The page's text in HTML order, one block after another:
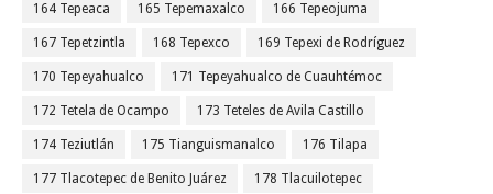
164 Tepeaca 165 Tepemaxalco 166 Tepeojuma
167 Tepetzintla 168 Tepexco 169 Tepexi de Rodríguez
170 Tepeyahualco 171 Tepeyahualco de Cuauhtémoc
172 Tetela de Ocampo 173 Teteles de Avila Castillo
174 Teziutlán 175 Tianguismanalco 176 Tilapa
177 Tlacotepec de Benito Juárez 178 Tlacuilotepec